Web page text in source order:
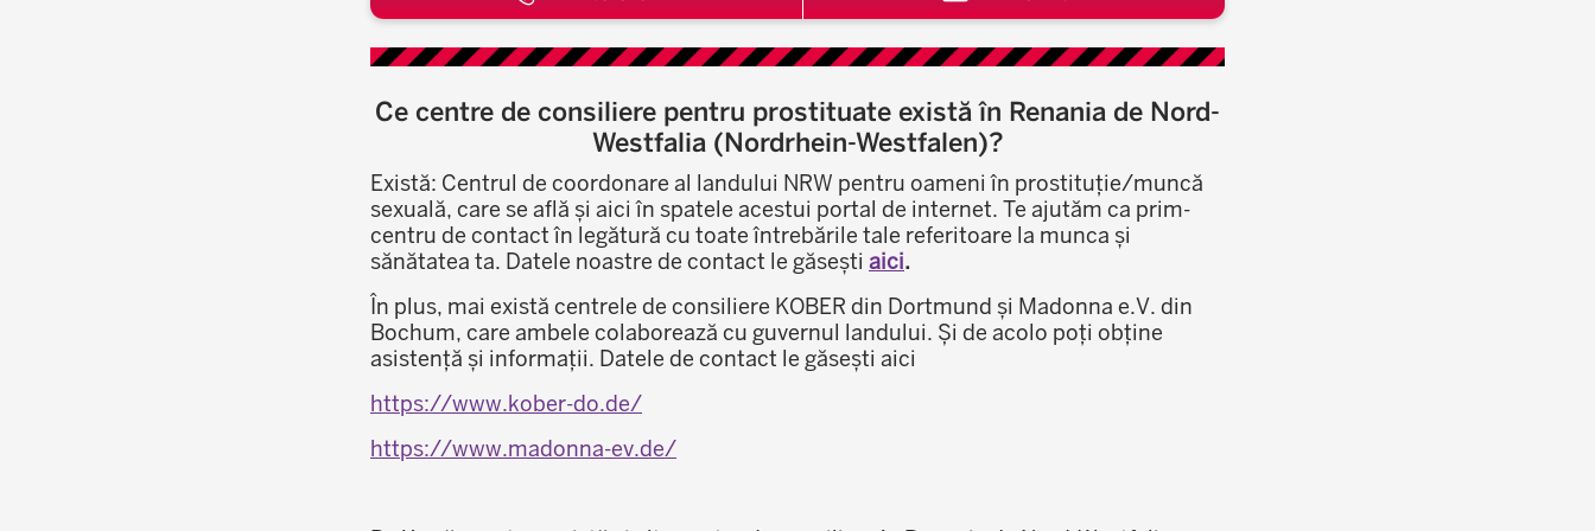
Ce centre de consiliere pentru prostituate există în Renania de Nord-
Westfalia (Nordrhein-Westfalen)?
Există: Centrul de coordonare al landului NRW pentru oameni în prostituție/muncă
sexuală, care se află și aici în spatele acestui portal de internet. Te ajutăm ca prim-
centru de contact în legătură cu toate întrebările tale referitoare la munca și
sănătatea ta. Datele noastre de contact le găsești aici.
În plus, mai există centrele de consiliere KOBER din Dortmund și Madonna e.V. din
Bochum, care ambele colaborează cu guvernul landului. Și de acolo poți obține
asistență și informații. Datele de contact le găsești aici
https://www.kober-do.de/
https://www.madonna-ev.de/